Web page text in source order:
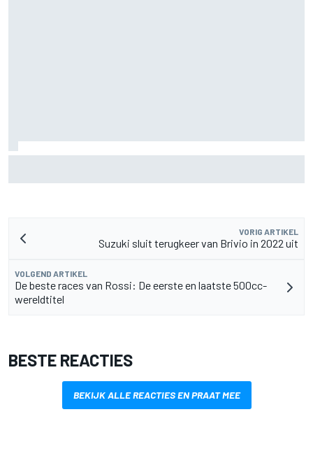
VORIG ARTIKEL
Suzuki sluit terugkeer van Brivio in 2022 uit
VOLGEND ARTIKEL
De beste races van Rossi: De eerste en laatste 500cc-
wereldtitel
BESTE REACTIES
BEKIJK ALLE REACTIES EN PRAAT MEE